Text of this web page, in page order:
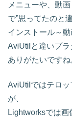
メニューや、動
で”思ってたのと
インストール～動
AviUtilと違いプ
ありがたいですね
AviUtilではテロ
が、
Lightworksでは